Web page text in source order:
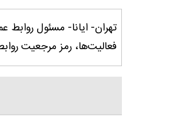
تهران- ایانا- مسئول
فعالیت‌ها، رمز مرجعیت